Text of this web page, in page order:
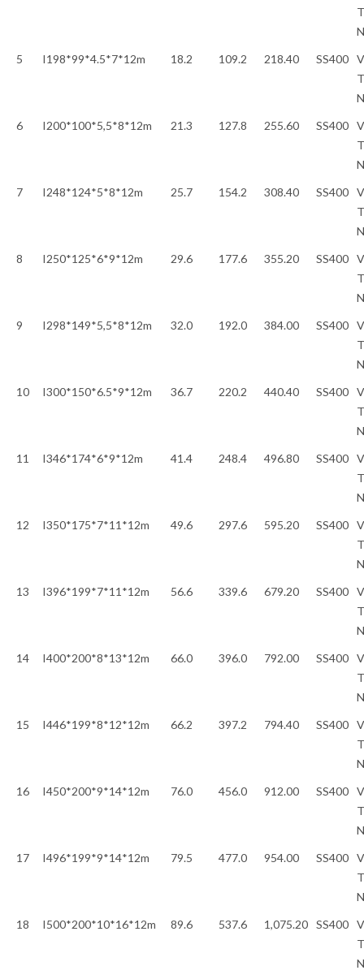
5
I198*99*4.5*7*12m 18.2 109.2 218.40 SS400
6
I200*100*5,5*8*12m 21.3 127.8 255.60 SS400
7
I248*124*5*8*12m 25.7 154.2 308.40 SS400
8
I250*125*6*9*12m 29.6 177.6 355.20 SS400
9
I298*149*5,5*8*12m 32.0 192.0 384.00 SS400
10
I300*150*6.5*9*12m 36.7 220.2 440.40 SS400
11
I346*174*6*9*12m 41.4 248.4 496.80 SS400
12
I350*175*7*11*12m 49.6 297.6 595.20 SS400
13
I396*199*7*11*12m 56.6 339.6 679.20 SS400
14
I400*200*8*13*12m 66.0 396.0 792.00 SS400
15
I446*199*8*12*12m 66.2 397.2 794.40 SS400
16
I450*200*9*14*12m 76.0 456.0 912.00 SS400
17
I496*199*9*14*12m 79.5 477.0 954.00 SS400
18
I500*200*10*16*12m 89.6 537.6 1,075.20 SS400